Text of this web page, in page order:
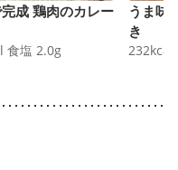
成 鶏肉のカレー
食塩 2.0g
うま味
き
232kcal